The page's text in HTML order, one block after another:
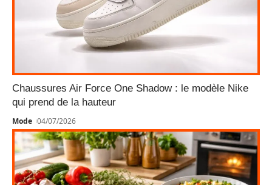
Chaussures Air Force One Shadow : le modèle Nike
qui prend de la hauteur
Mode 04/07/2026